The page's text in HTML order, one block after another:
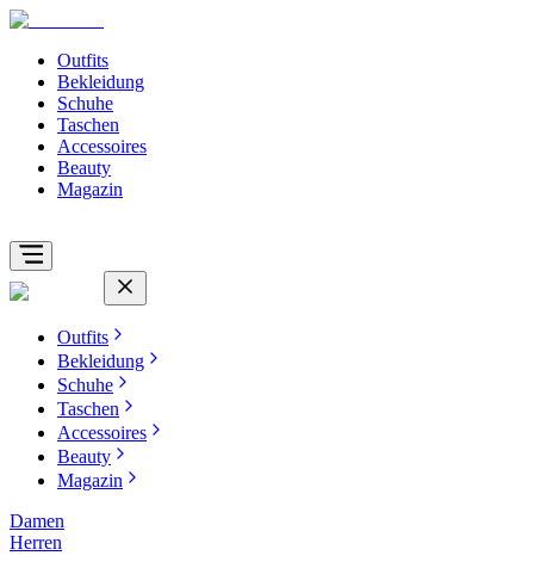
Outfits
Bekleidung
Schuhe
Taschen
Accessoires
Beauty
Magazin
Outfits
Bekleidung
Schuhe
Taschen
Accessoires
Beauty
Magazin
Damen
Herren